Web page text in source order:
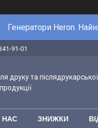
Генератори Heron.
91-01
друку та
НАС ЗНИЖКИ